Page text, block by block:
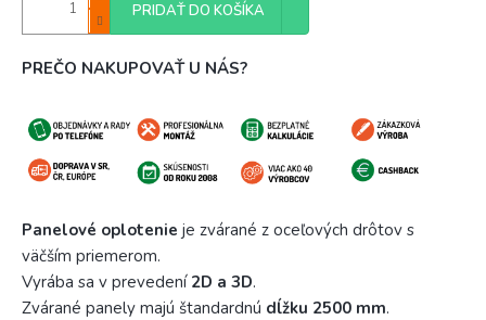
PRIDAŤ DO KOŠÍKA
PREČO NAKUPOVAŤ U NÁS?
Panelové oplotenie je zvárané z oceľových drôtov s
väčším priemerom.
Vyrába sa v prevedení 2D a 3D.
Zvárané panely majú štandardnú dĺžku 2500 mm.